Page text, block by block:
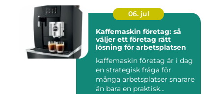
06. jul
Kaffemaskin företag: så
väljer ett företag rätt
lösning för arbetsplatsen
kaffemaskin företag är i dag
en strategisk fråga för
många arbetsplatser snarare
än bara en praktisk...